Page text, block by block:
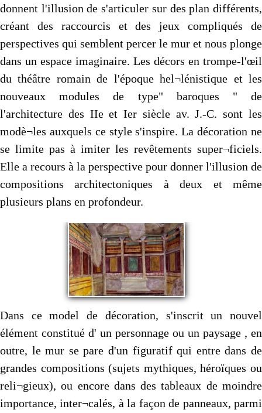
donnent l'illusion de s'articuler sur des plan différents,
créant des raccourcis et des jeux compliqués de
perspectives qui semblent percer le mur et nous plonge
dans un espace imaginaire. Les décors en trompe-l'œil
du théâtre romain de l'époque hel¬lénistique et les
nouveaux modules de type" baroques " de
l'architecture des IIe et Ier siècle av. J.-C. sont les
modè¬les auxquels ce style s'inspire. La décoration ne
se limite pas à imiter les revêtements super¬ficiels.
Elle a recours à la perspective pour donner l'illusion de
compositions architectoniques à deux et même
plusieurs plans en profondeur.
Dans ce model de décoration, s'inscrit un nouvel
élément constitué d' un personnage ou un paysage , en
outre, le mur se pare d'un figuratif qui entre dans de
grandes compositions (sujets mythiques, héroïques ou
reli¬gieux), ou encore dans des tableaux de moindre
importance, inter¬calés, à la façon de panneaux, parmi